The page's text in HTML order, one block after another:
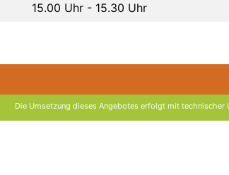
15.00 Uhr - 15.30 Uhr
Die Umsetzung dieses Angebotes erfolgt mit technischer